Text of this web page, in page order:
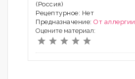
(Россия)
Рецептурное: Нет
Предназначение: От аллергии
Оцените материал: